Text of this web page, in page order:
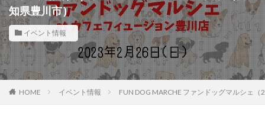
知県豊川市）
イベント情報
HOME イベント情報 FUN DOG MARCHE ファンドッグマルシェ